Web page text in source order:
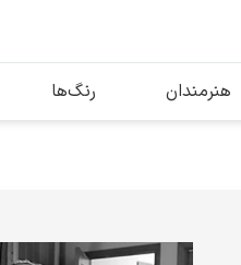
محبوب‌ترین هنرمندان
هنرمندان رنگ‌ها